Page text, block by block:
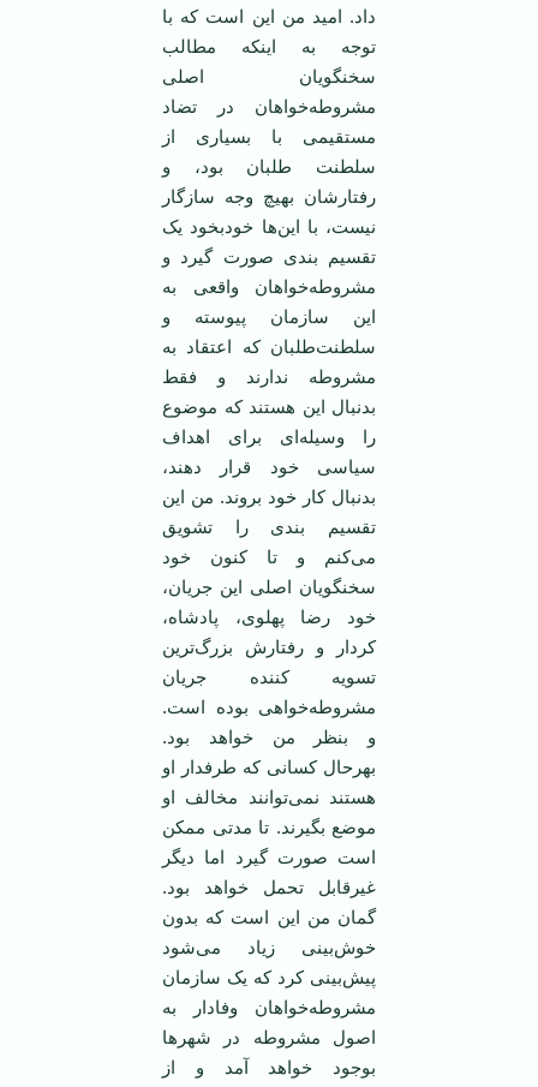
داد. امید من این است که با
توجه به اینکه مطالب
سخنگویان اصلی
مشروطه‌خواهان در تضاد
مستقیمی با بسیاری از
سلطنت طلبان بود، و
رفتارشان بهیچ وجه سازگار
نیست، با این‌ها خودبخود یک
تقسیم بندی صورت گیرد و
مشروطه‌خواهان واقعی به
این سازمان پیوسته و
سلطنت‌طلبان که اعتقاد به
مشروطه ندارند و فقط
بدنبال این هستند که موضوع
را وسیله‌ای برای اهداف
سیاسی خود قرار دهند،
بدنبال کار خود بروند. من این
تقسیم بندی را تشویق
می‌کنم و تا کنون خود
سخنگویان اصلی این جریان،
خود رضا پهلوی، پادشاه،
کردار و رفتارش بزرگ‌ترین
تسویه کننده جریان
مشروطه‌خواهی بوده است.
و بنظر من خواهد بود.
بهرحال کسانی که طرفدار او
هستند نمی‌توانند مخالف او
موضع بگیرند. تا مدتی ممکن
است صورت گیرد اما دیگر
غیرقابل تحمل خواهد بود.
گمان من این است که بدون
خوش‌بینی زیاد می‌شود
پیش‌بینی کرد که یک سازمان
مشروطه‌خواهان وفادار به
اصول مشروطه در شهر‌ها
بوجود خواهد آمد و از